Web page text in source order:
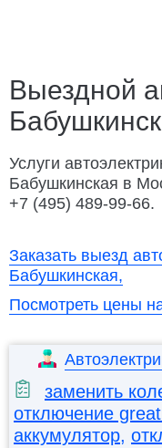
Изготовление
Открыть
Слить топливо
Выездной
Услуги
Бабушкинская в
+7 (495) 489-99-66.
Заказать выезд
Бабушкинская,
Посмотреть цены
заменить
отключение
аккумулятор,